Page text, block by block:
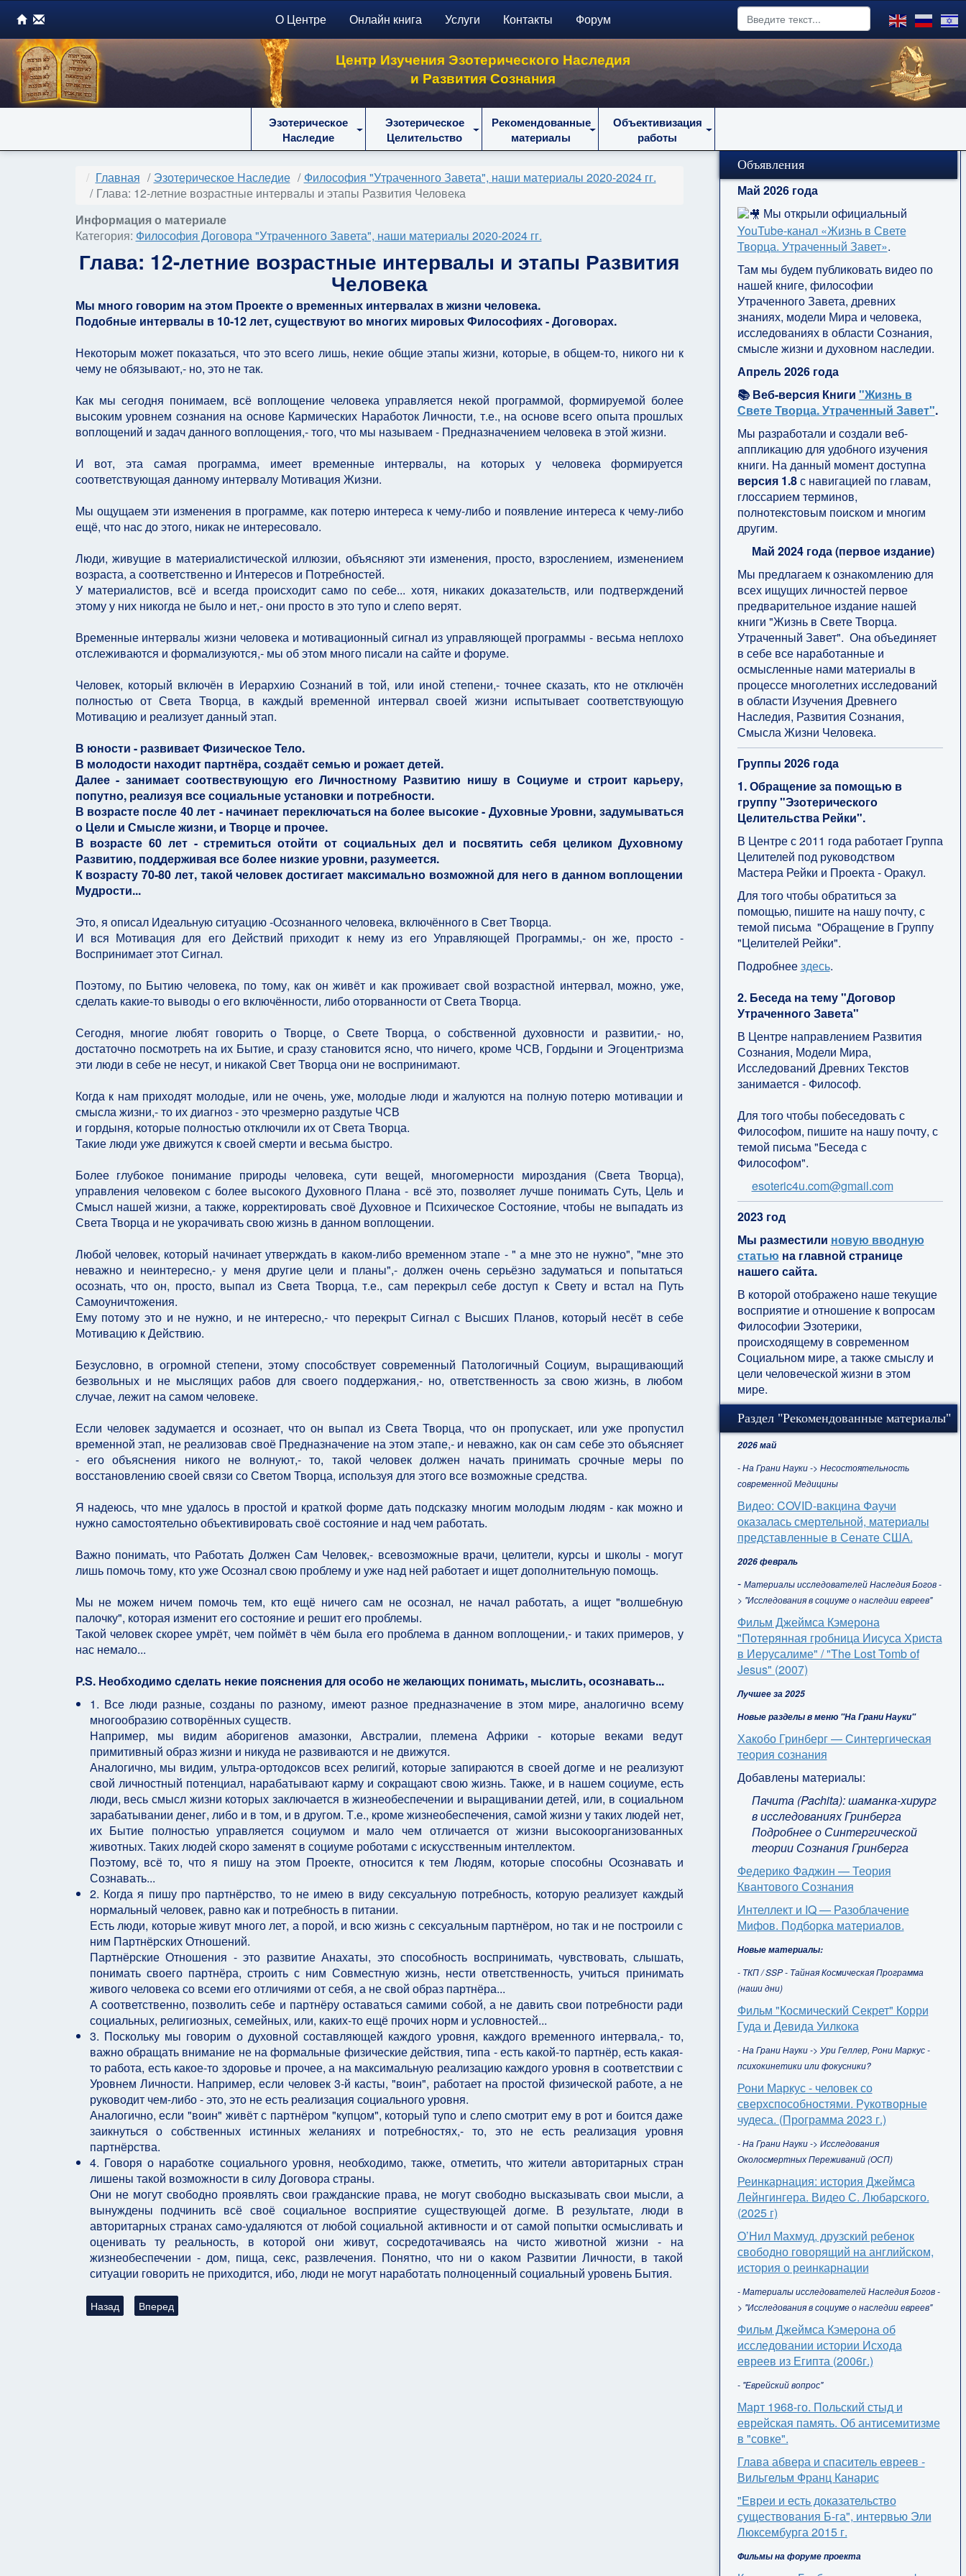
О Центре Онлайн книга Услуги Контакты Форум
Центр Изучения Эзотерического Наследия
и Развития Сознания
Эзотерическое
Наследие
Эзотерическое
Целительство
Рекомендованные
материалы
Объективизация
работы
Главная Эзотерическое Наследие
Философия "Утраченного Завета", наши материалы 2020-2024 гг.
Глава: 12-летние возрастные интервалы и этапы Развития Человека
Информация о материале
Категория: Философия Договора "Утраченного Завета", наши материалы 2020-2024 гг.
Глава: 12-летние возрастные интервалы и этапы Развития
Человека
Мы много говорим на этом Проекте о временных интервалах в жизни человека.
Подобные интервалы в 10-12 лет, существуют во многих мировых Философиях - Договорах.
Некоторым может показаться, что это всего лишь, некие общие этапы жизни, которые, в общем-то, никого ни к
чему не обязывают,- но, это не так.
Как мы сегодня понимаем, всё воплощение человека управляется некой программой, формируемой более
высоким уровнем сознания на основе Кармических Наработок Личности, т.е., на основе всего опыта прошлых
воплощений и задач данного воплощения,- того, что мы называем - Предназначением человека в этой жизни.
И вот, эта самая программа, имеет временные интервалы, на которых у человека формируется
соответствующая данному интервалу Мотивация Жизни.
Мы ощущаем эти изменения в программе, как потерю интереса к чему-либо и появление интереса к чему-либо
ещё, что нас до этого, никак не интересовало.
Люди, живущие в материалистической иллюзии, объясняют эти изменения, просто, взрослением, изменением
возраста, а соответственно и Интересов и Потребностей.
У материалистов, всё и всегда происходит само по себе... хотя, никаких доказательств, или подтверждений
этому у них никогда не было и нет,- они просто в это тупо и слепо верят.
Временные интервалы жизни человека и мотивационный сигнал из управляющей программы - весьма неплохо
отслеживаются и формализуются,- мы об этом много писали на сайте и форуме.
Человек, который включён в Иерархию Сознаний в той, или иной степени,- точнее сказать, кто не отключён
полностью от Света Творца, в каждый временной интервал своей жизни испытывает соответствующую
Мотивацию и реализует данный этап.
В юности - развивает Физическое Тело.
В молодости находит партнёра, создаёт семью и рожает детей.
Далее - занимает соотвествующую его Личностному Развитию нишу в Социуме и строит карьеру,
попутно, реализуя все социальные установки и потребности.
В возрасте после 40 лет - начинает переключаться на более высокие - Духовные Уровни, задумываться
о Цели и Смысле жизни, и Творце и прочее.
В возрасте 60 лет - стремиться отойти от социальных дел и посвятить себя целиком Духовному
Развитию, поддерживая все более низкие уровни, разумеется.
К возрасту 70-80 лет, такой человек достигает максимально возможной для него в данном воплощении
Мудрости...
Это, я описал Идеальную ситуацию -Осознанного человека, включённого в Свет Творца.
И вся Мотивация для его Действий приходит к нему из его Управляющей Программы,- он же, просто -
Воспринимает этот Сигнал.
Поэтому, по Бытию человека, по тому, как он живёт и как проживает свой возрастной интервал, можно, уже,
сделать какие-то выводы о его включённости, либо оторванности от Света Творца.
Сегодня, многие любят говорить о Творце, о Свете Творца, о собственной духовности и развитии,- но,
достаточно посмотреть на их Бытие, и сразу становится ясно, что ничего, кроме ЧСВ, Гордыни и Эгоцентризма
эти люди в себе не несут, и никакой Свет Творца они не воспринимают.
Когда к нам приходят молодые, или не очень, уже, молодые люди и жалуются на полную потерю мотивации и
смысла жизни,- то их диагноз - это чрезмерно раздутые ЧСВ
и гордыня, которые полностью отключили их от Света Творца.
Такие люди уже движутся к своей смерти и весьма быстро.
Более глубокое понимание природы человека, сути вещей, многомерности мироздания (Света Творца),
управления человеком с более высокого Духовного Плана - всё это, позволяет лучше понимать Суть, Цель и
Смысл нашей жизни, а также, корректировать своё Духовное и Психическое Состояние, чтобы не выпадать из
Света Творца и не укорачивать свою жизнь в данном воплощении.
Любой человек, который начинает утверждать в каком-либо временном этапе - " а мне это не нужно", "мне это
неважно и неинтересно,- у меня другие цели и планы",- должен очень серьёзно задуматься и попытаться
осознать, что он, просто, выпал из Света Творца, т.е., сам перекрыл себе доступ к Свету и встал на Путь
Самоуничтожения.
Ему потому это и не нужно, и не интересно,- что перекрыт Сигнал с Высших Планов, который несёт в себе
Мотивацию к Действию.
Безусловно, в огромной степени, этому способствует современный Патологичный Социум, выращивающий
безвольных и не мыслящих рабов для своего поддержания,- но, ответственность за свою жизнь, в любом
случае, лежит на самом человеке.
Если человек задумается и осознает, что он выпал из Света Творца, что он пропускает, или уже пропустил
временной этап, не реализовав своё Предназначение на этом этапе,- и неважно, как он сам себе это объясняет
- его объяснения никого не волнуют,- то, такой человек должен начать принимать срочные меры по
восстановлению своей связи со Светом Творца, используя для этого все возможные средства.
Я надеюсь, что мне удалось в простой и краткой форме дать подсказку многим молодым людям - как можно и
нужно самостоятельно объективировать своё состояние и над чем работать.
Важно понимать, что Работать Должен Сам Человек,- всевозможные врачи, целители, курсы и школы - могут
лишь помочь тому, кто уже Осознал свою проблему и уже над ней работает и ищет дополнительную помощь.
Мы не можем ничем помочь тем, кто ещё ничего сам не осознал, не начал работать, а ищет "волшебную
палочку", которая изменит его состояние и решит его проблемы.
Такой человек скорее умрёт, чем поймёт в чём была его проблема в данном воплощении,- и таких примеров, у
нас немало...
P.S. Необходимо сделать некие пояснения для особо не желающих понимать, мыслить, осознавать...
1. Все люди разные, созданы по разному, имеют разное предназначение в этом мире, аналогично всему
многообразию сотворённых существ.
Например, мы видим аборигенов амазонки, Австралии, племена Африки - которые веками ведут
примитивный образ жизни и никуда не развиваются и не движутся.
Аналогично, мы видим, ультра-ортодоксов всех религий, которые запираются в своей догме и не реализуют
свой личностный потенциал, нарабатывают карму и сокращают свою жизнь. Также, и в нашем социуме, есть
люди, весь смысл жизни которых заключается в жизнеобеспечении и выращивании детей, или, в социальном
зарабатывании денег, либо и в том, и в другом. Т.е., кроме жизнеобеспечения, самой жизни у таких людей нет,
их Бытие полностью управляется социумом и мало чем отличается от жизни высокоорганизованных
животных. Таких людей скоро заменят в социуме роботами с искусственным интеллектом.
Поэтому, всё то, что я пишу на этом Проекте, относится к тем Людям, которые способны Осознавать и
Сознавать...
2. Когда я пишу про партнёрство, то не имею в виду сексуальную потребность, которую реализует каждый
нормальный человек, равно как и потребность в питании.
Есть люди, которые живут много лет, а порой, и всю жизнь с сексуальным партнёром, но так и не построили с
ним Партнёрских Отношений.
Партнёрские Отношения - это развитие Анахаты, это способность воспринимать, чувствовать, слышать,
понимать своего партнёра, строить с ним Совместную жизнь, нести ответственность, учиться принимать
живого человека со всеми его отличиями от себя, а не свой образ партнёра...
А соответственно, позволить себе и партнёру оставаться самими собой, а не давить свои потребности ради
социальных, религиозных, семейных, или, каких-то ещё прочих норм и условностей...
3. Поскольку мы говорим о духовной составляющей каждого уровня, каждого временного интервала,- то,
важно обращать внимание не на формальные физические действия, типа - есть какой-то партнёр, есть какая-
то работа, есть какое-то здоровье и прочее, а на максимальную реализацию каждого уровня в соответствии с
Уровнем Личности. Например, если человек 3-й касты, "воин", работает на простой физической работе, а не
руководит чем-либо - это, это не есть реализация социального уровня.
Аналогично, если "воин" живёт с партнёром "купцом", который тупо и слепо смотрит ему в рот и боится даже
заикнуться о собственных истинных желаниях и потребностях,- то, это не есть реализация уровня
партнёрства.
4. Говоря о наработке социального уровня, необходимо, также, отметить, что жители авторитарных стран
лишены такой возможности в силу Договора страны.
Они не могут свободно проявлять свои гражданские права, не могут свободно высказывать свои мысли, а
вынуждены подчинить всё своё социальное восприятие существующей догме. В результате, люди в
авторитарных странах само-удаляются от любой социальной активности и от самой попытки осмысливать и
оценивать ту реальность, в которой они живут, сосредотачиваясь на чисто животной жизни - на
жизнеобеспечении - дом, пища, секс, развлечения. Понятно, что ни о каком Развитии Личности, в такой
ситуации говорить не приходится, ибо, люди не могут наработать полноценный социальный уровень Бытия.
Предыдущий: Глава: Продолжение о Сексе, о Любви и о Патологичном Социальном Договоре...
Назад Следующий: Ора, к главе "Что такое Сознание...", о том что такое "Память" на основе книги Коэлет (Экклезиаст)
Вперед
Объявления
Май 2026 года
Мы открыли официальный
YouTube‑канал «Жизнь в Свете
Творца. Утраченный Завет».
Там мы будем публиковать видео по
нашей книге, философии
Утраченного Завета, древних
знаниях, модели Мира и человека,
исследованиях в области Сознания,
смысле жизни и духовном наследии.
Апрель 2026 года
📚 Веб-версия Книги "Жизнь в
Свете Творца. Утраченный Завет".
Мы разработали и создали веб-
аппликацию для удобного изучения
книги. На данный момент доступна
версия 1.8с навигацией по главам,
глоссарием терминов,
полнотекстовым поиском и многим
другим.
Май 2024 года (первое издание)
Мы предлагаем к ознакомлению для
всех ищущих личностей первое
предварительное издание нашей
книги "Жизнь в Свете Творца.
Утраченный Завет". Она объединяет
в себе все наработанные и
осмысленные нами материалы в
процессе многолетних исследований
в области Изучения Древнего
Наследия, Развития Сознания,
Смысла Жизни Человека.
Группы 2026 года
1. Обращение за помощью в
группу "Эзотерического
Целительства Рейки".
В Центре с 2011 года работает Группа
Целителей под руководством
Мастера Рейки и Проекта - Оракул.
Для того чтобы обратиться за
помощью, пишите на нашу почту, с
темой письма "Обращение в Группу
"Целителей Рейки".
Подробнеездесь.
2. Беседа на тему "Договор
Утраченного Завета"
В Центре направлением Развития
Сознания, Модели Мира,
Исследований Древних Текстов
занимается - Философ.
Для того чтобы побеседовать с
Философом, пишите на нашу почту, с
темой письма "Беседа с
Философом".
esoteric4u.com@gmail.com
2023 год
Мы разместили новую вводную
статью на главной странице
нашего сайта.
В которой отображено наше текущие
восприятие и отношение к вопросам
Философии Эзотерики,
происходящему в современном
Социальном мире, а также смыслу и
цели человеческой жизни в этом
мире.
Раздел "Рекомендованные материалы"
2026 май
- На Грани Науки -> Несостоятельность
современной Медицины
Видео: COVID-вакцина Фаучи
оказалась смертельной, материалы
представленные в Сенате США.
2026 февраль
- Материалы исследователей Наследия Богов -
> "Исследования в социуме о наследии евреев"
Фильм Джеймса Кэмерона
"Потерянная гробница Иисуса Христа
в Иерусалиме" / "The Lost Tomb of
Jesus" (2007)
Лучшее за 2025
Новые разделы в меню "На Грани Науки"
Хакобо Гринберг — Синтергическая
теория сознания
Добавлены материалы:
Пачита (Pachita): шаманка-хирург
в исследованиях Гринберга
Подробнее о Синтергической
теории Сознания Гринберга
Федерико Фаджин — Теория
Квантового Сознания
Интеллект и IQ — Разоблачение
Мифов. Подборка материалов.
Новые материалы:
- ТКП / SSP - Тайная Космическая Программа
(наши дни)
Фильм "Космический Секрет" Корри
Гуда и Девида Уилкока
- На Грани Науки -> Ури Геллер, Рони Маркус -
психокинетики или фокусники?
Рони Маркус - человек со
сверхспособностями. Рукотворные
чудеса. (Программа 2023 г.)
- На Грани Науки -> Исследования
Околосмертных Переживаний (ОСП)
Реинкарнация: история Джеймса
Лейнгингера. Видео С. Любарского.
(2025 г)
О’Нил Махмуд, друзский ребенок
свободно говорящий на английском,
история о реинкарнации
- Материалы исследователей Наследия Богов -
> "Исследования в социуме о наследии евреев"
Фильм Джеймса Кэмерона об
исследовании истории Исхода
евреев из Египта (2006г.)
- "Еврейский вопрос"
Март 1968-го. Польский стыд и
еврейская память. Об антисемитизме
в "совке".
Глава абвера и спаситель евреев -
Вильгельм Франц Канарис
"Евреи и есть доказательство
существования Б-га", интервью Эли
Люксембурга 2015 г.
Фильмы на форуме проекта